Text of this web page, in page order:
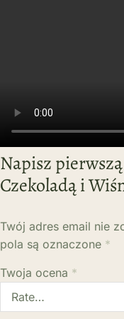
Napisz
Czekoladą i
Twój adres email nie
pola są oznaczone *
Twoja ocena *